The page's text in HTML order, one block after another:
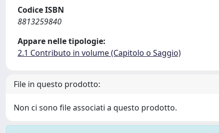
Codice ISBN
8813259840
Appare nelle tipologie:
2.1 Contributo in volume (Capitolo o Saggio)
File in questo prodotto:
Non ci sono file associati a questo prodotto.